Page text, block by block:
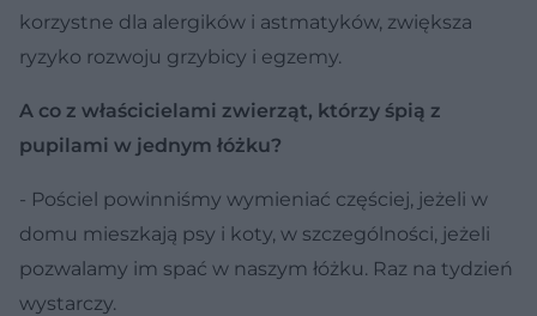
korzystne dla alergików i astmatyków, zwiększa
ryzyko rozwoju grzybicy i egzemy.
A co z właścicielami zwierząt, którzy śpią z
pupilami w jednym łóżku?
- Pościel powinniśmy wymieniać częściej, jeżeli w
domu mieszkają psy i koty, w szczególności, jeżeli
pozwalamy im spać w naszym łóżku. Raz na tydzień
wystarczy.